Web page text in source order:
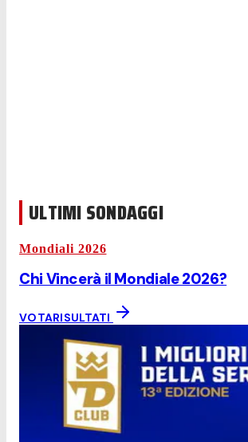
ULTIMI SONDAGGI
Mondiali 2026
Chi Vincerà il Mondiale 2026?
VOTARISULTATI